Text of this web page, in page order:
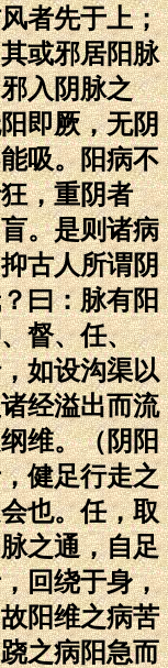
者先于上；
或邪居阳脉
入阴脉之
即厥，无阴
吸。阳病不
，重阴者
。是则诸病
古人所谓阴
曰：脉有阳
督、任、
如设沟渠以
经溢出而流
维。（阴阳
健足行走之
也。任，取
之通，自足
回绕于身，
阳维之病苦
之病阳急而